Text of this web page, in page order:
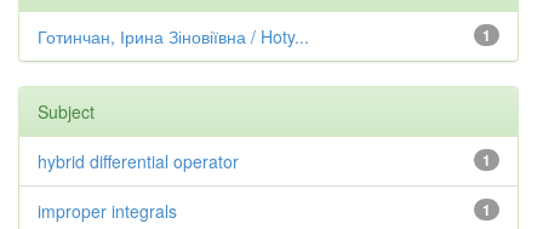
1
Готинчан, Ірина Зіновіївна / Hoty...
Subject
1
hybrid differential operator
1
improper integrals